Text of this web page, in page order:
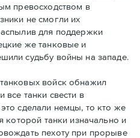
превосходством в
не смогли их
для поддержки
же танковые и
судьбу войны на западе.
войск обнажил
все танки свести в
сделали немцы, то кто же
которой танки изначально и
пехоту при прорыве